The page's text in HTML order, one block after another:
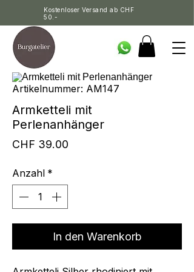
Kostenloser Versand ab CHF
50.-
Artikelnummer: AM147
Armketteli mit
Perlenanhänger
CHF 39.00
Anzahl *
In den Warenkorb